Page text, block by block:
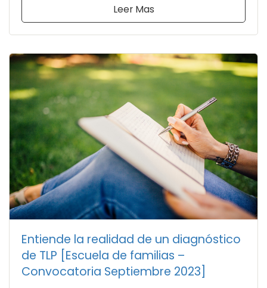
Leer Mas
Entiende la realidad de un diagnóstico
de TLP [Escuela de familias –
Convocatoria Septiembre 2023]